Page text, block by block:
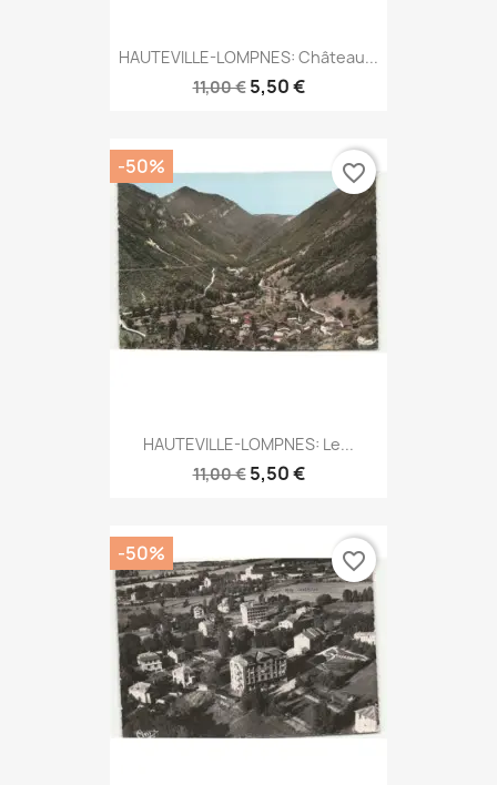
HAUTEVILLE-LOMPNES: Château...
11,00 € 5,50 €
HAUTEVILLE-LOMPNES: Le...
11,00 € 5,50 €
-50% favorite_border
-50% favorite_border